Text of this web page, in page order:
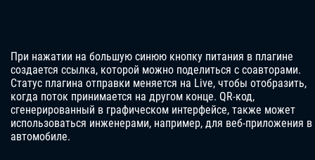
При нажатии на большую синюю кнопку питания в плагине
создается ссылка, которой можно поделиться с соавторами.
Статус плагина отправки меняется на Live, чтобы отобразить,
когда поток принимается на другом конце. QR-код,
сгенерированный в графическом интерфейсе, также может
использоваться инженерами, например, для веб-приложения в
автомобиле.